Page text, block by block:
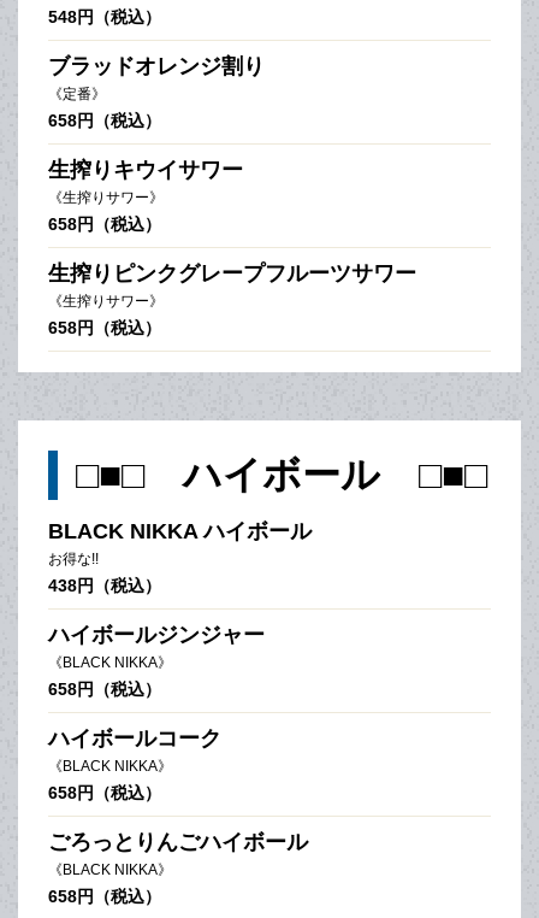
548円（税込）
ブラッドオレンジ割り
《定番》
658円（税込）
生搾りキウイサワー
《生搾りサワー》
658円（税込）
生搾りピンクグレープフルーツサワー
《生搾りサワー》
658円（税込）
□■□ ハイボール □■□
BLACK NIKKA ハイボール
お得な!!
438円（税込）
ハイボールジンジャー
《BLACK NIKKA》
658円（税込）
ハイボールコーク
《BLACK NIKKA》
658円（税込）
ごろっとりんごハイボール
《BLACK NIKKA》
658円（税込）